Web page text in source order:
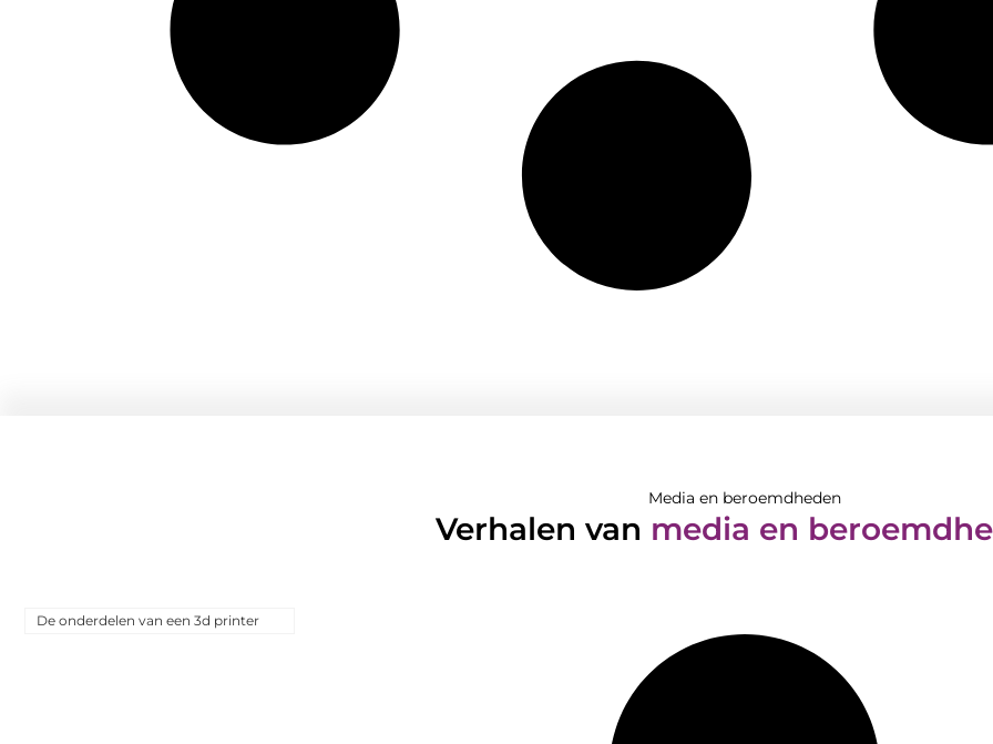
Media en beroemdheden
Verhalen van media en
De onderdelen van een 3d printer